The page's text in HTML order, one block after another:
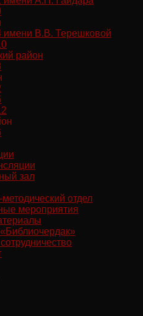
В.В. Терешковой
район
зал
отдел
мероприятия